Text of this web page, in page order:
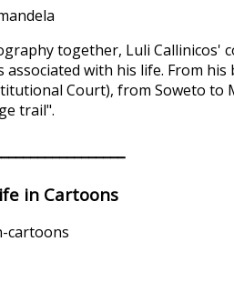
together, Luli Callinicos'
with his life. From
Court), from Soweto
trail".
in Cartoons